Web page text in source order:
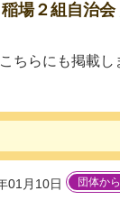
場２組自治
ちらにも掲載し
01月10日 団体か